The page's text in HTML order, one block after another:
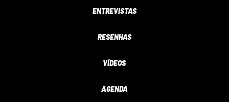
ENTREVISTAS
RESENHAS
VÍDEOS
AGENDA